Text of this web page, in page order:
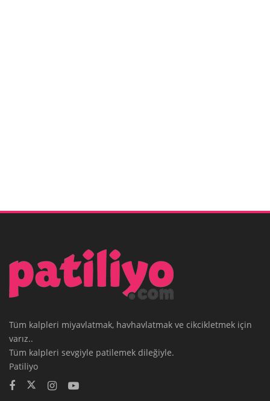
Tüm kalpleri miyavlatmak, havhavlatmak ve cikcikletmek için
varız..
Tüm kalpleri sevgiyle patilemek dileğiyle.
Patiliyo